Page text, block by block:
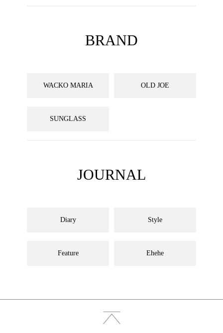
BRAND
WACKO MARIA OLD JOE
SUNGLASS
JOURNAL
Diary Style
Feature Ehehe